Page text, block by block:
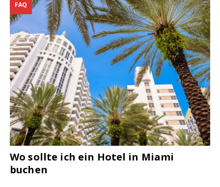
Wo sollte ich ein Hotel in Miami
buchen
FAQ